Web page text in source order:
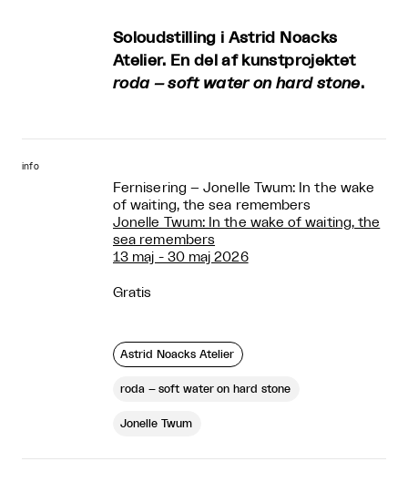
Soloudstilling i Astrid Noacks
Atelier. En del af kunstprojektet
roda – soft water on hard stone.
info
Fernisering – Jonelle Twum: In the wake
of waiting, the sea remembers
Jonelle Twum: In the wake of waiting, the
sea remembers
13 maj - 30 maj 2026
Gratis
Astrid Noacks Atelier
roda – soft water on hard stone
Jonelle Twum